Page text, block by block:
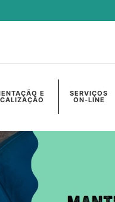
E SERVIÇOS
ON-LINE